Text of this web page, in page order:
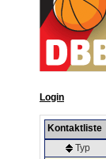
Login
Kontaktliste
Typ